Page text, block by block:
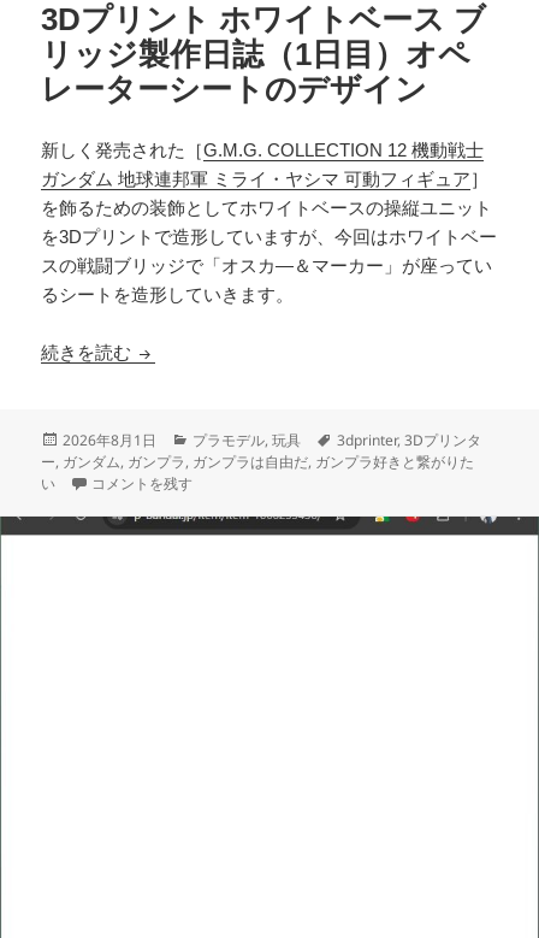
3Dプリント ホワイトベース ブ
リッジ製作日誌（1日目）オペ
レーターシートのデザイン
新しく発売された［G.M.G. COLLECTION 12 機動戦士
ガンダム 地球連邦軍 ミライ・ヤシマ 可動フィギュア］
を飾るための装飾としてホワイトベースの操縦ユニット
を3Dプリントで造形していますが、今回はホワイトベー
スの戦闘ブリッジで「オスカ―＆マーカー」が座ってい
るシートを造形していきます。
続きを読む 3Dプリント ホワイトベース ブリッジ製作日誌
投
稿
日:
2026年8月1日
カ
テ
ー
プラモデル,玩具
タ
グ
3dprinter,3Dプリンタ
ー, ガンダム, ガンプラ, ガンプラは自由だ, ガンプラ好きと繋がりた
い
3Dプリント ホワイトベース ブリッジ製作日誌（1日目）オペレータ
コメントを残す